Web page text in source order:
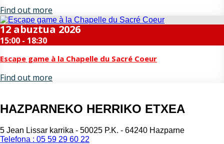
Find out more
12 abuztua 2026
15:00 - 18:30
Escape game à la Chapelle du Sacré Coeur
Find out more
HAZPARNEKO HERRIKO ETXEA
5 Jean Lissar karrika - 50025 P.K. - 64240 Hazparne
Telefona : 05 59 29 60 22